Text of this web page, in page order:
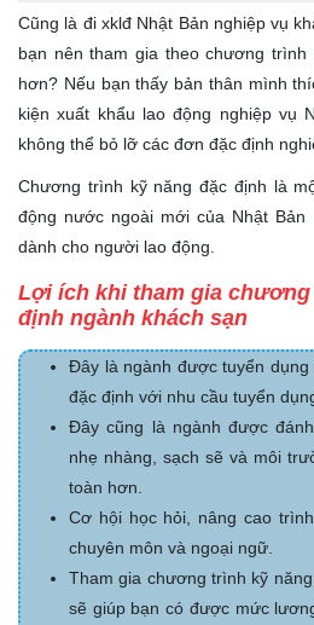
Cũng là đi xklđ Nhật Bản nghiệp vụ
bạn nên tham gia theo chương
hơn? Nếu bạn thấy bản thân mình
kiện xuất khẩu lao động nghiệp vụ
không thể bỏ lỡ các đơn đặc định
Chương trình kỹ năng đặc định là
động nước ngoài mới của Nhật
dành cho người lao động.
Lợi ích khi tham gia
định ngành khách sạn
Đây là ngành được tuyển
đặc định với nhu cầu tuyển
Đây cũng là ngành được
nhẹ nhàng, sạch sẽ và môi
toàn hơn.
Cơ hội học hỏi, nâng cao
chuyên môn và ngoại ngữ.
Tham gia chương trình kỹ
sẽ giúp bạn có được mức